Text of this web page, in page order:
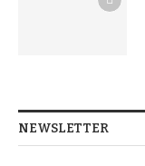
NEWSLETTER